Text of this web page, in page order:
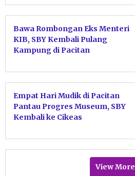
Bawa Rombongan Eks Menteri
KIB, SBY Kembali Pulang
Kampung di Pacitan
Empat Hari Mudik di Pacitan
Pantau Progres Museum, SBY
Kembali ke Cikeas
View More